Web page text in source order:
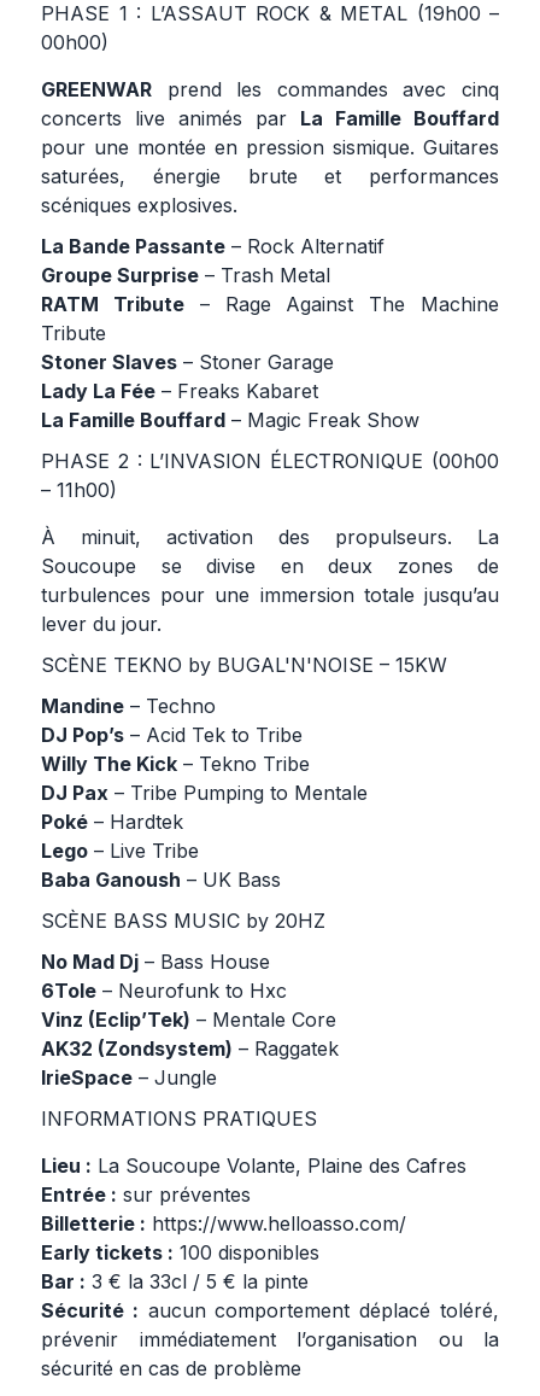
PHASE 1 : L’ASSAUT ROCK & METAL (19h00 –
00h00)
GREENWAR prend les commandes avec cinq
concerts live animés par La Famille Bouffard
pour une montée en pression sismique. Guitares
saturées, énergie brute et performances
scéniques explosives.
La Bande Passante – Rock Alternatif
Groupe Surprise – Trash Metal
RATM Tribute– Rage Against The Machine
Tribute
Stoner Slaves – Stoner Garage
Lady La Fée – Freaks Kabaret
La Famille Bouffard – Magic Freak Show
PHASE 2 : L’INVASION ÉLECTRONIQUE (00h00
– 11h00)
À minuit, activation des propulseurs. La
Soucoupe se divise en deux zones de
turbulences pour une immersion totale jusqu’au
lever du jour.
SCÈNE TEKNO by BUGAL'N'NOISE – 15KW
Mandine – Techno
DJ Pop’s – Acid Tek to Tribe
Willy The Kick – Tekno Tribe
DJ Pax – Tribe Pumping to Mentale
Poké – Hardtek
Lego – Live Tribe
Baba Ganoush – UK Bass
SCÈNE BASS MUSIC by 20HZ
No Mad Dj – Bass House
6Tole – Neurofunk to Hxc
Vinz (Eclip’Tek) – Mentale Core
AK32 (Zondsystem) – Raggatek
IrieSpace – Jungle
INFORMATIONS PRATIQUES
Lieu : La Soucoupe Volante, Plaine des Cafres
Entrée : sur préventes
Billetterie : https://www.helloasso.com/
Early tickets : 100 disponibles
Bar : 3 € la 33cl / 5 € la pinte
Sécurité : aucun comportement déplacé toléré,
prévenir immédiatement l’organisation ou la
sécurité en cas de problème